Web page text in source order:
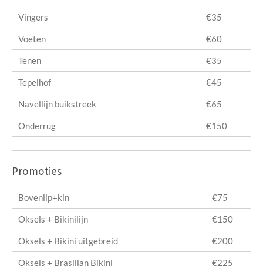
Vingers €35
Voeten €60
Tenen €35
Tepelhof €45
Navellijn buikstreek €65
Onderrug €150
Promoties
Bovenlip+kin €75
Oksels + Bikinilijn €150
Oksels + Bikini uitgebreid €200
Oksels + Brasilian Bikini €225